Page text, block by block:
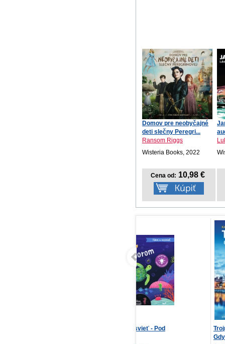
Domov pre neobyčajné
deti slečny Peregri...
Ransom Riggs
Wisteria Books, 2022
Cena od: 10,98 €
Trojměstí: Gdaňsk,